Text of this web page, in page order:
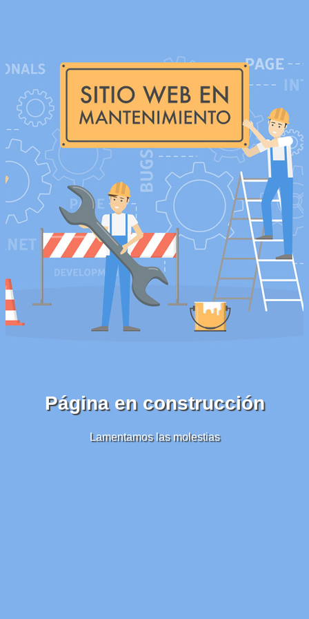
Página en construcción
Lamentamos las molestias